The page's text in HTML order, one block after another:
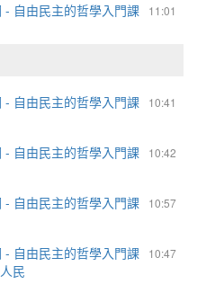
11:01
自由民主的哲學入門課
10:41
自由民主的哲學入門課
10:42
自由民主的哲學入門課
10:57
自由民主的哲學入門課
10:47
自由民主的哲學入門課
民